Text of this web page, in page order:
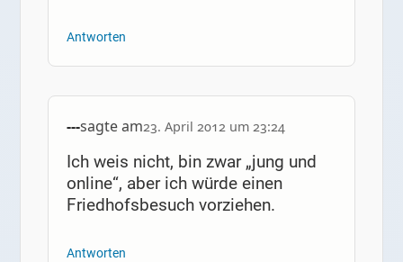
Antworten
---sagte am23. April 2012 um 23:24
Ich weis nicht, bin zwar „jung und
online“, aber ich würde einen
Friedhofsbesuch vorziehen.
Antworten